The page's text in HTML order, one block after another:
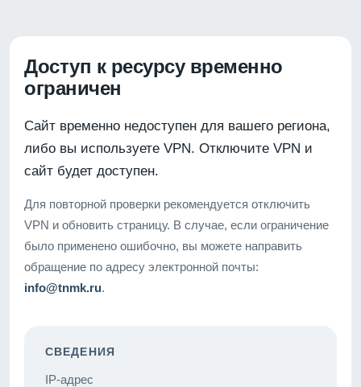
Доступ к ресурсу временно
ограничен
Сайт временно недоступен для вашего региона,
либо вы используете VPN. Отключите VPN и
сайт будет доступен.
Для повторной проверки рекомендуется отключить
VPN и обновить страницу. В случае, если ограничение
было применено ошибочно, вы можете направить
обращение по адресу электронной почты:
info@tnmk.ru.
СВЕДЕНИЯ
IP-адрес